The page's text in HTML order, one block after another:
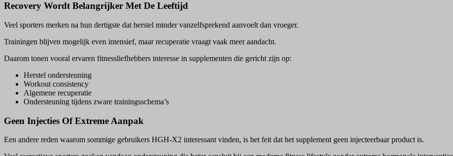
Recovery Wordt Belangrijker Met De Leeftijd
Veel sporters merken na hun dertigste dat herstel minder vanzelfsprekend aanvoelt dan vroeger.
Trainingen blijven mogelijk even intensief, maar recuperatie vraagt vaak meer aandacht.
Daarom tonen vooral ervaren fitnessliefhebbers interesse in supplementen die gericht zijn op:
Herstel ondersteuning
Workout consistency
Algemene recuperatie
Ondersteuning tijdens zware trainingsschema’s
Geen Injecties Of Extreme Aanpak
Een andere reden waarom sommige gebruikers HGH-X2 interessant vinden, is het feit dat het supplement geen injecteerbaar product is.